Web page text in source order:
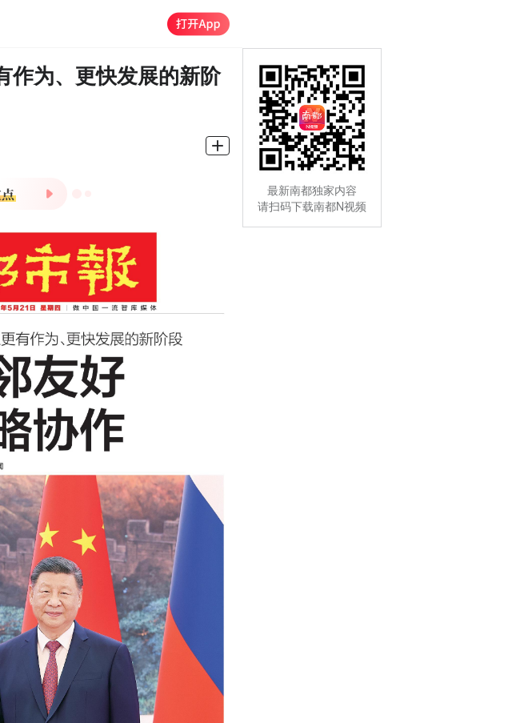
作为、更快发展的新阶
新发展。
0.5秒检测
业智能化
目信息公
应称将优
生物信息
模式。
生成，仅供
最新南都独家内容
请扫码下载南都N视频